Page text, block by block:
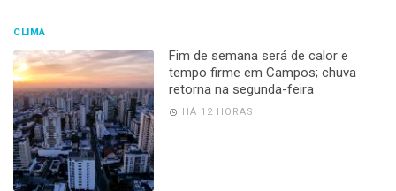
CLIMA
Fim de semana será de calor e
tempo firme em Campos; chuva
retorna na segunda-feira
HÁ 12 HORAS